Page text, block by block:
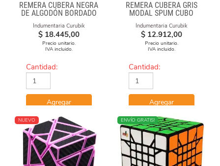
REMERA CUBERA NEGRA
DE ALGODÓN BORDADO
100% CUBERO
Indumentaria Curubik
$ 18.445,00
Precio unitario.
IVA incluido.
Cantidad:
Agregar
REMERA CUBERA GRIS
MODAL SPUM CUBO
Indumentaria Curubik
$ 12.912,00
Precio unitario.
IVA incluido.
Cantidad:
Agregar
NUEVO ENVÍO GRATIS!